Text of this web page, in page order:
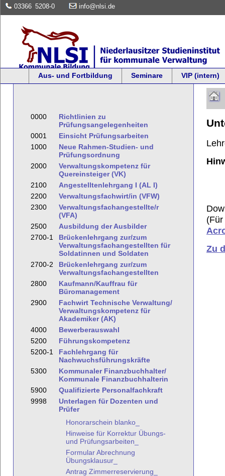
03366 5208-0 info@nlsi.de
Aus- und Fortbildung Seminare VIP (intern)
0000
Richtlinien zu
Prüfungsangelegenheiten
0001
Einsicht Prüfungsarbeiten
1000
Neue Rahmen-Studien- und
Prüfungsordnung
2000
Verwaltungskompetenz für
Quereinsteiger (VK)
2100
Angestelltenlehrgang I (AL I)
2200
Verwaltungsfachwirt/in (VFW)
2300
Verwaltungsfachangestellte/r
(VFA)
2500
Ausbildung der Ausbilder
2700-1
Brückenlehrgang zur/zum
Verwaltungsfachangestellten für
Soldatinnen und Soldaten
2700-2
Brückenlehrgang zur/zum
Verwaltungsfachangestellten
2800
Kaufmann/Kauffrau für
Büromanagement
2900
Fachwirt Technische Verwaltung/
Verwaltungskompetenz für
Akademiker (AK)
4000
Bewerberauswahl
5200
Führungskompetenz
5200-1
Fachlehrgang für
Nachwuchsführungskräfte
5300
Kommunaler Finanzbuchhalter/
Kommunale Finanzbuchhalterin
5900
Qualifizierte Personalfachkraft
9998
Unterlagen für Dozenten und
Prüfer
Honorarschein blanko_
Hinweise für Korrektur Übungs-
und Prüfungsarbeiten_
Formular Abrechnung
Übungsklausur_
Antrag Zimmerreservierung_
Zu